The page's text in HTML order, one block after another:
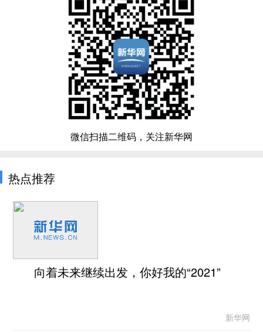
微信扫描二维码，关注新华网
热点推荐
向着未来继续出发，你好我的“2021”
新华网